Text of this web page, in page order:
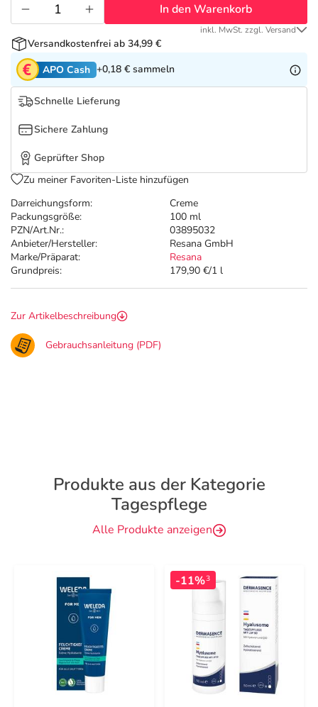
Tierapotheke
Vitamine & Mineralstoffe
Marken
Salus Deals
Darreichungsform:
Creme
Packungsgröße:
100 ml
PZN/Art.Nr.:
03895032
Anbieter/Hersteller:
Resana GmbH
Marke/Präparat:
Resana
Grundpreis:
179,90 €/1 l
In den Warenkorb
inkl. MwSt. zzgl. Versand
Versandkostenfrei ab 34,99 €
APO Cash +0,18 € sammeln
Schnelle Lieferung
Sichere Zahlung
Geprüfter Shop
Zu meiner Favoriten-Liste hinzufügen
Zur Artikelbeschreibung
Gebrauchsanleitung (PDF)
Produkte aus der Kategorie
Tagespflege
Alle Produkte anzeigen
-11%3